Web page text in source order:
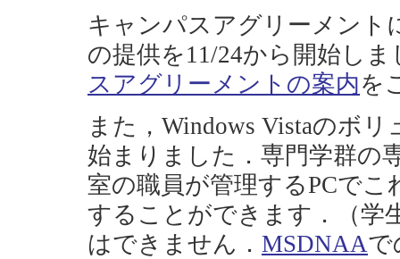
キャンパスアグリーメント
の提供を11/24から開始し
スアグリーメントの案内を
また，Windows Vistaのボ
始まりました．専門学群の
室の職員が管理するPCで
することができます．（学
はできません． MSDNAAで